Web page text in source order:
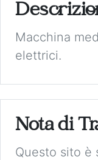
Macchina
elettrici.
Nota di
Questo sito è